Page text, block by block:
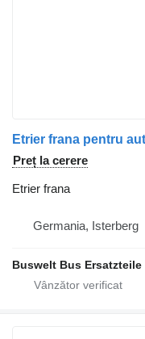
Etrier frana pentru
Preț la cerere
Etrier frana
Germania, Isterberg
Buswelt Bus Ersatzteile